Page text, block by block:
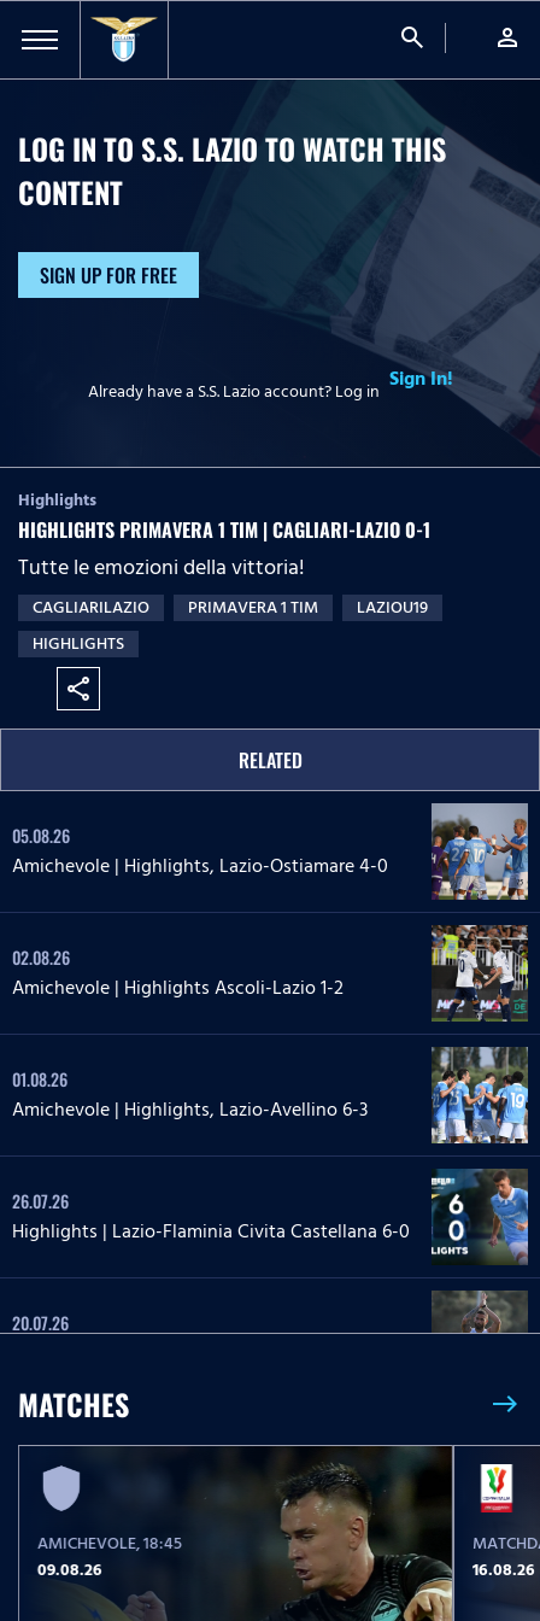
search person
LOG IN TO S.S. LAZIO TO WATCHTHIS
CONTENT
SIGN UP FOR FREE
Already have a S.S. Lazio account? Log in Sign In!
Highlights
HIGHLIGHTS PRIMAVERA 1 TIM | CAGLIARI-LAZIO 0-1
Tutte le emozioni della vittoria!
CAGLIARILAZIO PRIMAVERA 1 TIM
LAZIOU19
HIGHLIGHTS
share
RELATED
05.08.26
Amichevole | Highlights, Lazio-Ostiamare 4-0
02.08.26
Amichevole | Highlights Ascoli-Lazio 1-2
01.08.26
Amichevole | Highlights, Lazio-Avellino 6-3
26.07.26
Highlights | Lazio-Flaminia Civita Castellana 6-0
20.07.26
24.05.26
Highlights Serie A Enilive | Lazio-Pisa 2-1
17.05.26
Highlights Serie A Women Athora | Fiorentina-
Lazio Women 2-1
MATCHES east
AMICHEVOLE, 18:45
09.08.26
16.08.26